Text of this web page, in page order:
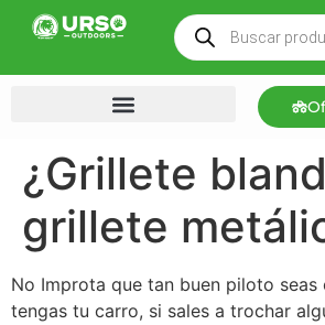
¿Grillete
grillete
No Improta que tan buen piloto seas
tengas tu carro, si sales a trochar